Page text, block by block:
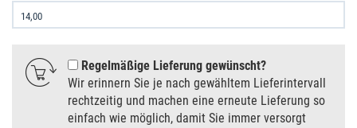
Regelmäßige Lieferung gewünscht
Wir erinnern Sie je nach gewähltem Lieferintervall
rechtzeitig und machen eine erneute Lieferung so
einfach wie möglich, damit Sie immer versorgt